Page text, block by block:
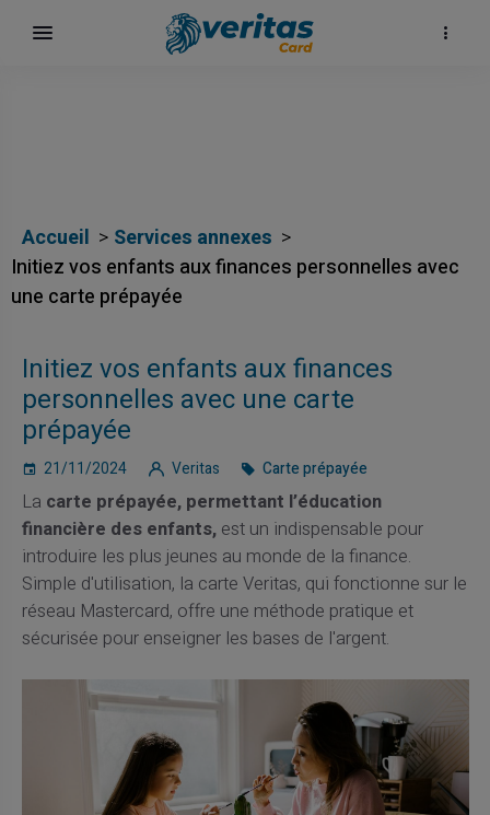
Accueil
Services annexes
Initiez vos enfants aux finances personnelles avec
une carte prépayée
Initiez vos enfants aux finances
personnelles avec une carte
prépayée
21/11/2024 Veritas Carte prépayée
La carte prépayée, permettant l’éducation
financière des enfants,est un indispensable pour
introduire les plus jeunes au monde de la finance.
Simple d'utilisation, la carte Veritas, qui fonctionne sur le
réseau Mastercard, offre une méthode pratique et
sécurisée pour enseigner les bases de l'argent.